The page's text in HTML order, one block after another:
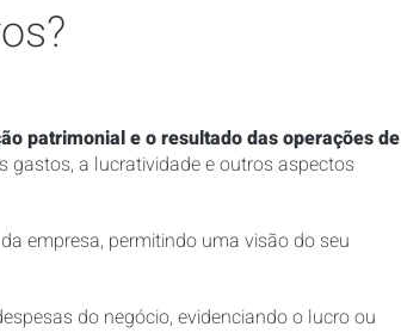
patrimonial e o resultado das operações de
gastos, a lucratividade e outros aspectos
empresa, permitindo uma visão do seu
do negócio, evidenciando o lucro ou